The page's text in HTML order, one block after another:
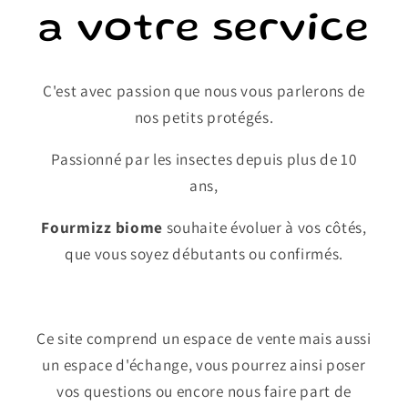
a votre service
C'est avec passion que nous vous parlerons de
nos petits protégés.
Passionné par les insectes depuis plus de 10
ans,
Fourmizz biome souhaite évoluer à vos côtés,
que vous soyez débutants ou confirmés.
Ce site comprend un espace de vente mais aussi
un espace d'échange, vous pourrez ainsi poser
vos questions ou encore nous faire part de